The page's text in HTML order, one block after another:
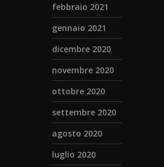
febbraio 2021
gennaio 2021
dicembre 2020
novembre 2020
ottobre 2020
settembre 2020
agosto 2020
luglio 2020